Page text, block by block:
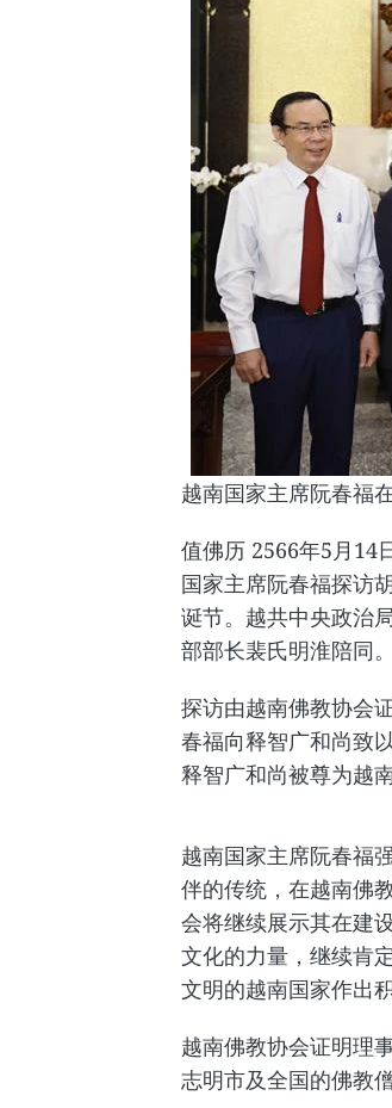
越南国家主席阮春福
值佛历 2566年5月14
国家主席阮春福探访
诞节。越共中央政治
部部长裴氏明淮陪同。
探访由越南佛教协会
春福向释智广和尚致
释智广和尚被尊为越
越南国家主席阮春福
伴的传统，在越南佛
会将继续展示其在建
文化的力量，继续肯
文明的越南国家作出积
越南佛教协会证明理
志明市及全国的佛教